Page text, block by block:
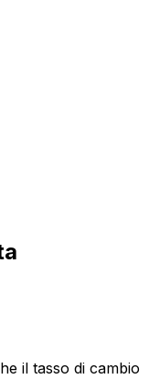
il tasso di cambio